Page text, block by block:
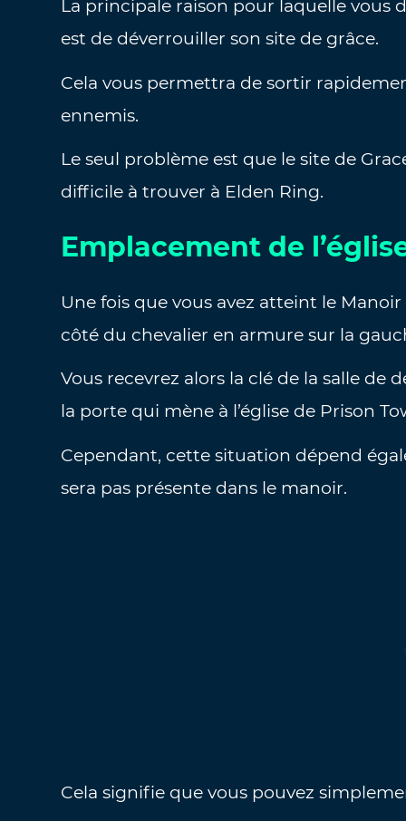
La principale raison pour laquelle vous
est de déverrouiller son site de grâce.
Cela vous permettra de sortir
ennemis.
Le seul problème est que le site de
difficile à trouver à Elden Ring.
Emplacement de
Une fois que vous avez atteint le
côté du chevalier en armure sur la
Vous recevrez alors la clé de la salle
la porte qui mène à l’église de Prison
Cependant, cette situation dépend
sera pas présente dans le manoir.
Cela signifie que vous pouvez